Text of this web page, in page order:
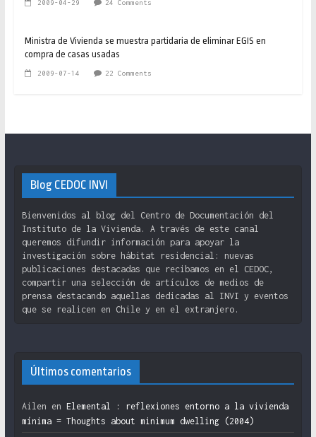
2009-04-29 24 Comments
Ministra de Vivienda se muestra partidaria de eliminar EGIS en
compra de casas usadas
2009-07-14 22 Comments
Blog CEDOC INVI
Bienvenidos al blog del Centro de Documentación del
Instituto de la Vivienda. A través de este canal
queremos difundir información para apoyar la
investigación sobre hábitat residencial: nuevas
publicaciones destacadas que recibamos en el CEDOC,
compartir una selección de artículos de medios de
prensa destacando aquellas dedicadas al INVI y eventos
que se realicen en Chile y en el extranjero.
Últimos comentarios
Ailen en Elemental : reflexiones entorno a la vivienda
mínima = Thoughts about minimum dwelling (2004)